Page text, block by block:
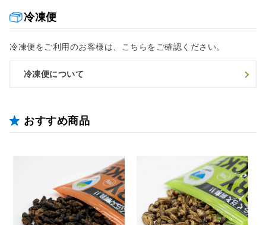
冷凍便
冷凍便をご利用のお客様は、こちらをご確認ください。
冷凍便について
おすすめ商品